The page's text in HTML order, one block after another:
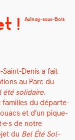
! Aulnay-sous-Bois
Denis a fait
au Parc du
été sol­idaire.
familles du départe­
et d’un pique-
de notre
du Bel Été Sol­